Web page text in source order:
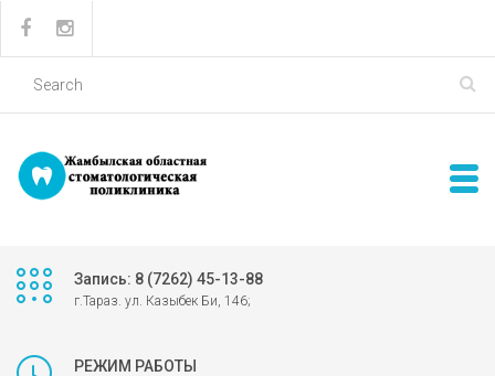
Запись: 8 (7262) 45-13-88
г.Тараз. ул. Казыбек Би, 146;
РЕЖИМ РАБОТЫ